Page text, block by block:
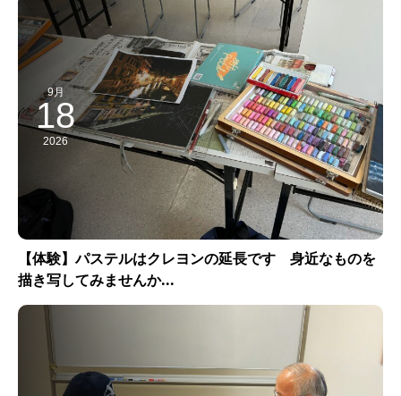
9月
18
2026
【体験】パステルはクレヨンの延長です 身近なものを
描き写してみませんか...